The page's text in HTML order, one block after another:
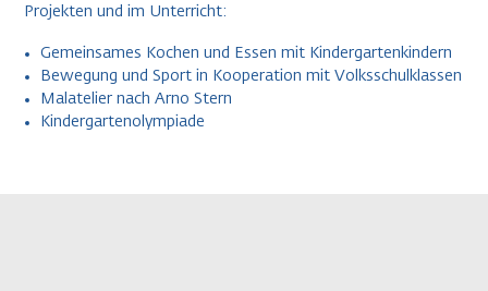
Projekten und im Unterricht:
Gemeinsames Kochen und Essen mit Kindergartenkindern
Bewegung und Sport in Kooperation mit Volksschulklassen
Malatelier nach Arno Stern
Kindergartenolympiade